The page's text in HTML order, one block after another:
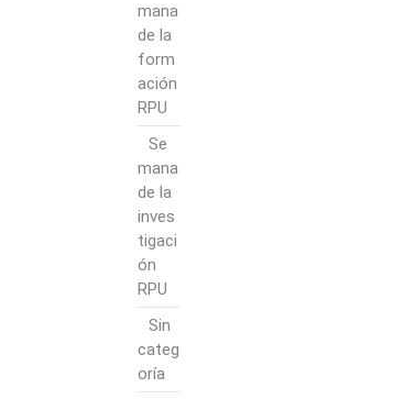
mana
de la
form
ación
RPU
Se
mana
de la
inves
tigaci
ón
RPU
Sin
categ
oría